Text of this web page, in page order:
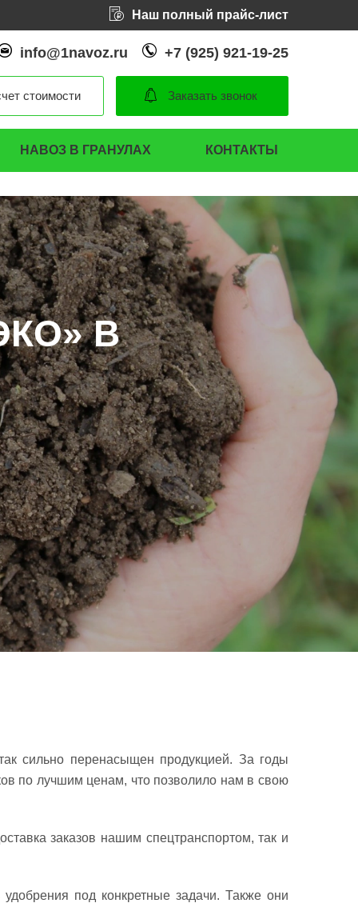
Наш полный прайс-лист
info@1navoz.ru +7 (925) 921-19-25
стоимости Заказать звонок
НАВОЗ В ГРАНУЛАХ КОНТАКТЫ
В
В
В
сильно перенасыщен продукцией. За годы
по лучшим ценам, что позволило нам в свою
заказов нашим спецтранспортом, так и
под конкретные задачи. Также они